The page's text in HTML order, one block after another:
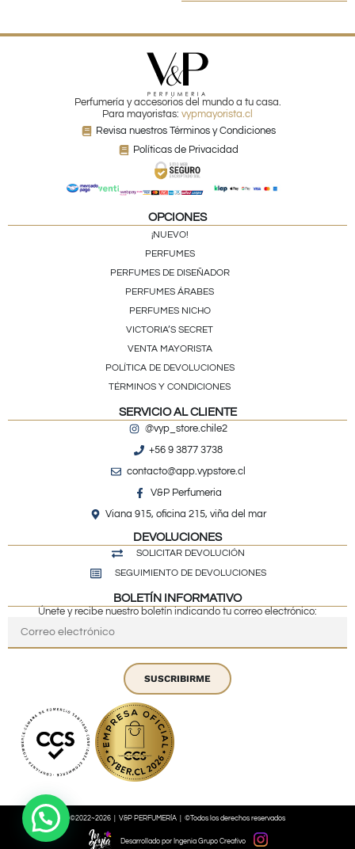
Perfumería y accesorios del mundo a tu casa.
Para mayoristas: vypmayorista.cl
Revisa nuestros Términos y Condiciones
Políticas de Privacidad
OPCIONES
¡NUEVO!
PERFUMES
PERFUMES DE DISEÑADOR
PERFUMES ÁRABES
PERFUMES NICHO
VICTORIA’S SECRET
VENTA MAYORISTA
POLÍTICA DE DEVOLUCIONES
TÉRMINOS Y CONDICIONES
SERVICIO AL CLIENTE
@vyp_store.chile2
+56 9 3877 3738
contacto@app.vypstore.cl
V&P Perfumeria
Viana 915, oficina 215, viña del mar
DEVOLUCIONES
SOLICITAR DEVOLUCIÓN
SEGUIMIENTO DE DEVOLUCIONES
BOLETÍN INFORMATIVO
Únete y recibe nuestro boletín indicando tu correo electrónico:
SUSCRIBIRME
©2022~2026 | V&P PERFUMERÍA | ©Todos los derechos reservados
Desarrollado por Ingenia Grupo Creativo